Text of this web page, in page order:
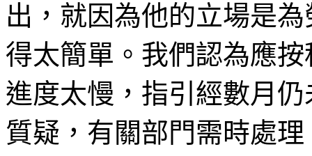
出，就因為他的立場是
得太簡單。我們認為應
進度太慢，指引經數月
質疑，有關部門需時處